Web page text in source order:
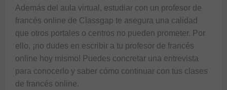
Además del aula virtual, estudiar con un profesor de
francés online de Classgap te asegura una calidad
que otros portales o centros no pueden prometer. Por
ello, ¡no dudes en escribir a tu profesor de francés
online hoy mismo! Puedes concretar una entrevista
para conocerlo y saber cómo continuar con tus clases